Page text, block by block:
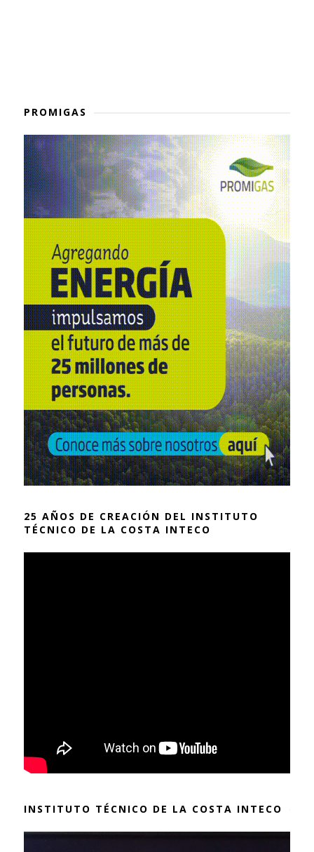
PROMIGAS
25 AÑOS DE CREACIÓN DEL INSTITUTO
TÉCNICO DE LA COSTA INTECO
INSTITUTO TÉCNICO DE LA COSTA INTECO